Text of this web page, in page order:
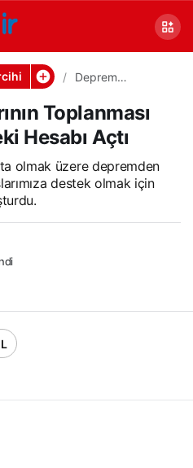
Deprem
Toplanması İçin
PTT Posta Çeki
Hesabı Açtı
Toplanması
Hesabı Açtı
olmak üzere depremden
destek olmak için